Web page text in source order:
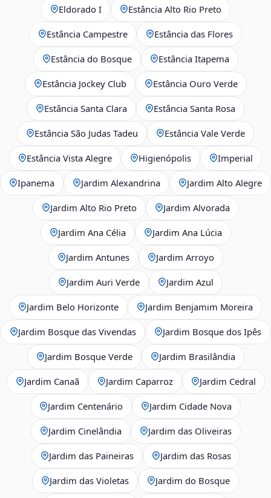
Eldorado I Estância Alto Rio Preto
Estância Campestre Estância das Flores
Estância do Bosque Estância Itapema
Estância Jockey Club Estância Ouro Verde
Estância Santa Clara Estância Santa Rosa
Estância São Judas Tadeu Estância Vale Verde
Estância Vista Alegre Higienópolis Imperial
Ipanema Jardim Alexandrina Jardim Alto Alegre
Jardim Alto Rio Preto Jardim Alvorada
Jardim Ana Célia Jardim Ana Lúcia
Jardim Antunes Jardim Arroyo
Jardim Auri Verde Jardim Azul
Jardim Belo Horizonte Jardim Benjamim Moreira
Jardim Bosque das Vivendas Jardim Bosque dos Ipês
Jardim Bosque Verde Jardim Brasilândia
Jardim Canaã Jardim Caparroz Jardim Cedral
Jardim Centenário Jardim Cidade Nova
Jardim Cinelândia Jardim das Oliveiras
Jardim das Paineiras Jardim das Rosas
Jardim das Violetas Jardim do Bosque